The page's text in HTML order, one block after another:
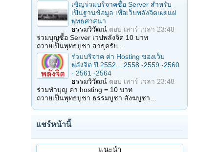
เชิญร่วมบริจาคซื้อ Server สำหรับ
เป็นฐานข้อมูล เพื่อเว็บพลังจิตเผยแผ่
พุทธศาสนา
ธรรมวิวัฒน์ ตอบ เสาร์ เวลา 23:48
ร่วมบุญซื้อ Server เวปพลังจิต 10 บาท
ถวายเป็นพุทธบูชา สาธุครับ…
ร่วมบริจาค ค่า Hosting ของเว็บ
พลังจิต ปี 2552 ...2558 -2559 -2560
- 2561 -2564
ธรรมวิวัฒน์ ตอบ เสาร์ เวลา 23:48
ร่วมทำบุญ ค่า hosting = 10 บาท
ถวายเป็นพุทธบูชา ธรรมบูชา สังฆบูชา…
แชร์หน้านี้
แนะนำ